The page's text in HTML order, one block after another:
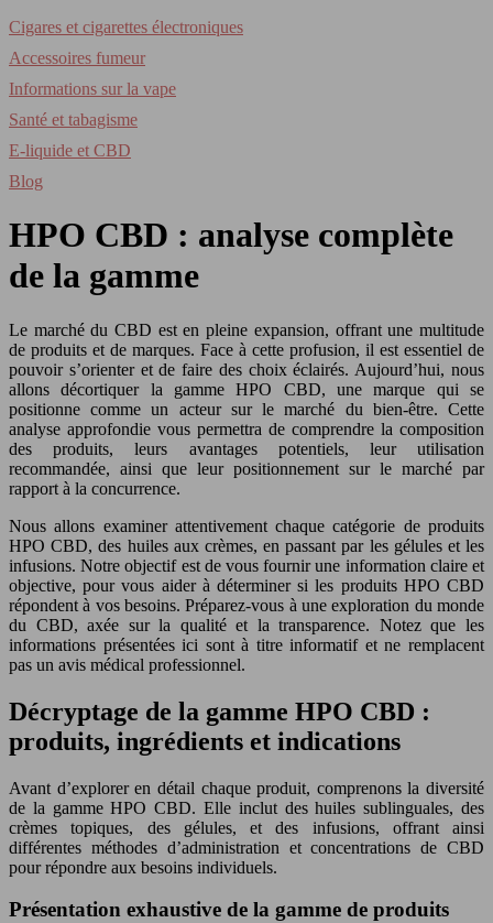
Cigares et cigarettes électroniques
Accessoires fumeur
Informations sur la vape
Santé et tabagisme
E-liquide et CBD
Blog
HPO CBD : analyse complète
de la gamme
Le marché du CBD est en pleine expansion, offrant une multitude
de produits et de marques. Face à cette profusion, il est essentiel de
pouvoir s’orienter et de faire des choix éclairés. Aujourd’hui, nous
allons décortiquer la gamme HPO CBD, une marque qui se
positionne comme un acteur sur le marché du bien-être. Cette
analyse approfondie vous permettra de comprendre la composition
des produits, leurs avantages potentiels, leur utilisation
recommandée, ainsi que leur positionnement sur le marché par
rapport à la concurrence.
Nous allons examiner attentivement chaque catégorie de produits
HPO CBD, des huiles aux crèmes, en passant par les gélules et les
infusions. Notre objectif est de vous fournir une information claire et
objective, pour vous aider à déterminer si les produits HPO CBD
répondent à vos besoins. Préparez-vous à une exploration du monde
du CBD, axée sur la qualité et la transparence. Notez que les
informations présentées ici sont à titre informatif et ne remplacent
pas un avis médical professionnel.
Décryptage de la gamme HPO CBD :
produits, ingrédients et indications
Avant d’explorer en détail chaque produit, comprenons la diversité
de la gamme HPO CBD. Elle inclut des huiles sublinguales, des
crèmes topiques, des gélules, et des infusions, offrant ainsi
différentes méthodes d’administration et concentrations de CBD
pour répondre aux besoins individuels.
Présentation exhaustive de la gamme de produits